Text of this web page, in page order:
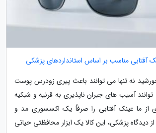
آفتابی مناسب بر اساس استانداردهای پزشکی
نه تنها می توانند باعث پیری زودرس پوست
آسیب های جبران ناپذیری به قرنیه و شبکیه
از ما عینک آفتابی را صرفاً یک اکسسوری مد و
دیدگاه پزشکی، این کالا یک ابزار محافظتی حیاتی